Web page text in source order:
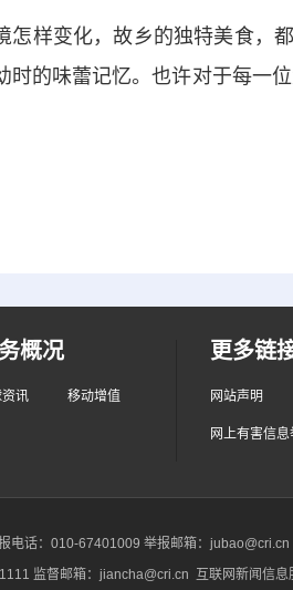
样变化，故乡的独特美食，都
时的味蕾记忆。也许对于每一
概况
讯 移动增值
更多链
网站声明
网上有害信息
电话：010-67401009 举报邮箱：jubao@cri.cn
监督邮箱：jiancha@cri.cn 互联网新闻信